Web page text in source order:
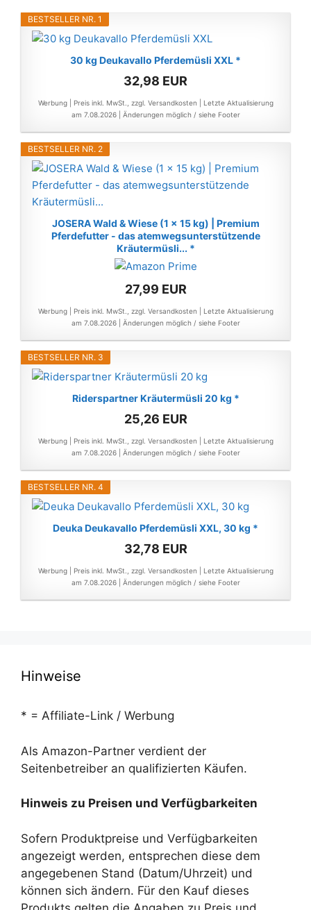
BESTSELLER NR. 1
30 kg Deukavallo Pferdemüsli XXL *
32,98 EUR
Werbung | Preis inkl. MwSt., zzgl. Versandkosten |
Letzte Aktualisierung
am 7.08.2026 | Änderungen möglich / siehe Footer
BESTSELLER NR. 2
JOSERA Wald & Wiese (1 x 15 kg) | Premium
Pferdefutter - das atemwegsunterstützende
Kräutermüsli... *
27,99 EUR
Werbung | Preis inkl. MwSt., zzgl. Versandkosten |
Letzte Aktualisierung
am 7.08.2026 | Änderungen möglich / siehe Footer
BESTSELLER NR. 3
Riderspartner Kräutermüsli 20 kg *
25,26 EUR
Werbung | Preis inkl. MwSt., zzgl. Versandkosten |
Letzte Aktualisierung
am 7.08.2026 | Änderungen möglich / siehe Footer
BESTSELLER NR. 4
Deuka Deukavallo Pferdemüsli XXL, 30 kg *
32,78 EUR
Werbung | Preis inkl. MwSt., zzgl. Versandkosten |
Letzte Aktualisierung
am 7.08.2026 | Änderungen möglich / siehe Footer
Hinweise
* = Affiliate-Link / Werbung
Als Amazon-Partner verdient der
Seitenbetreiber an qualifizierten Käufen.
Hinweis zu Preisen und Verfügbarkeiten
Sofern Produktpreise und Verfügbarkeiten
angezeigt werden, entsprechen diese dem
angegebenen Stand (Datum/Uhrzeit) und
können sich ändern. Für den Kauf dieses